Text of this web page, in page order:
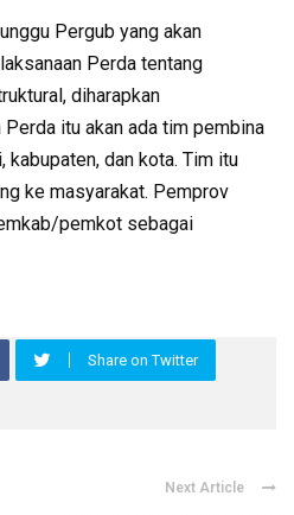
Pergub yang akan
Perda tentang
diharapkan
itu akan ada tim pembina
dan kota. Tim itu
ke masyarakat. Pemprov
pemkot sebagai
Share on Twitter
Next Article